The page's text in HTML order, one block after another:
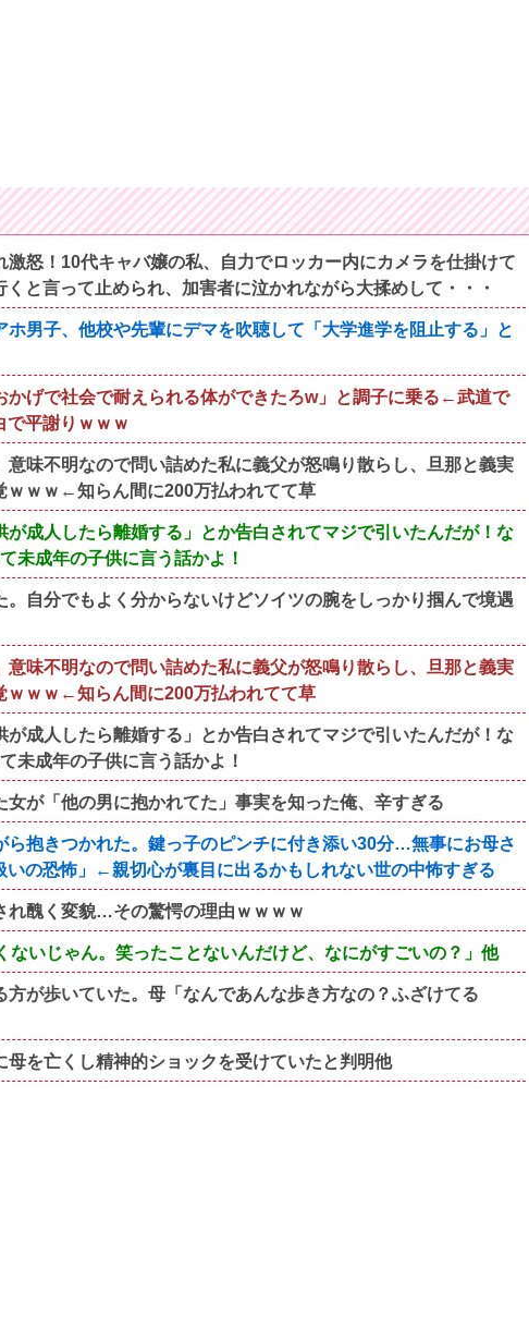
怒！10代キャバ嬢の私、自力でロッカー内にカメラを仕掛けて
と言って止められ、加害者に泣かれながら大揉めして・・・
男子、他校や先輩にデマを吹聴して「大学進学を阻止する」と
かげで社会で耐えられる体ができたろw」と調子に乗る←武道で
で平謝りｗｗｗ
味不明なので問い詰めた私に義父が怒鳴り散らし、旦那と義実
ｗｗｗ←知らん間に200万払われてて草
成人したら離婚する」とか告白されてマジで引いたんだが！な
未成年の子供に言う話かよ！
自分でもよく分からないけどソイツの腕をしっかり掴んで境遇
味不明なので問い詰めた私に義父が怒鳴り散らし、旦那と義実
ｗｗｗ←知らん間に200万払われてて草
成人したら離婚する」とか告白されてマジで引いたんだが！な
未成年の子供に言う話かよ！
が「他の男に抱かれてた」事実を知った俺、辛すぎる
ら抱きつかれた。鍵っ子のピンチに付き添い30分…無事にお母さ
いの恐怖」←親切心が裏目に出るかもしれない世の中怖すぎる
れ醜く変貌…その驚愕の理由ｗｗｗｗ
ないじゃん。笑ったことないんだけど、なにがすごいの？」他
が歩いていた。母「なんであんな歩き方なの？ふざけてる
母を亡くし精神的ショックを受けていたと判明他